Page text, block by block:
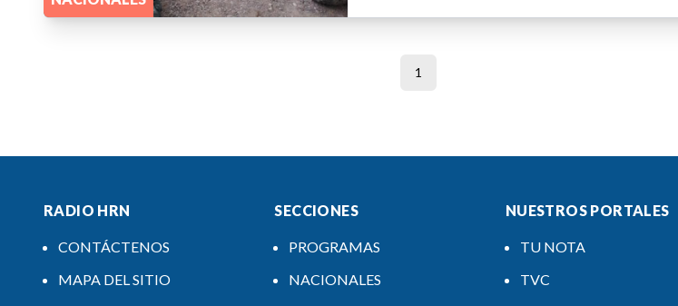
1
RADIO HRN
CONTÁCTENOS
MAPA DEL SITIO
SECCIONES
PROGRAMAS
NACIONALES
NUESTROS PORTALES
TU NOTA
TVC